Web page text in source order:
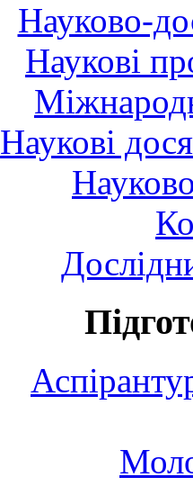
Науково-
Наукові
Наукові